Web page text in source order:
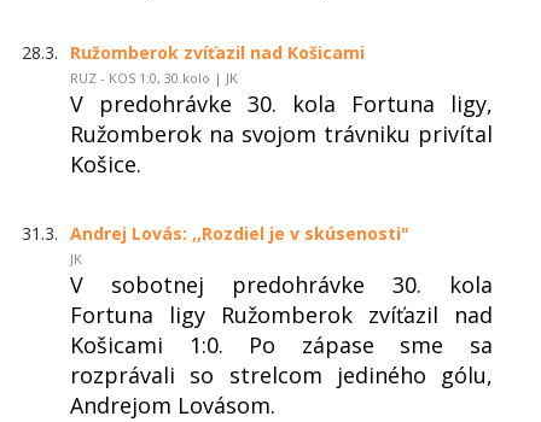
28.3. Ružomberok zvíťazil nad Košicami
RUZ - KOS 1:0, 30.kolo | JK
V predohrávke 30. kola Fortuna ligy,
Ružomberok na svojom trávniku privítal
Košice.
31.3. Andrej Lovás: ,,Rozdiel je v skúsenosti"
JK
V sobotnej predohrávke 30. kola
Fortuna ligy Ružomberok zvíťazil nad
Košicami 1:0. Po zápase sme sa
rozprávali so strelcom jediného gólu,
Andrejom Lovásom.